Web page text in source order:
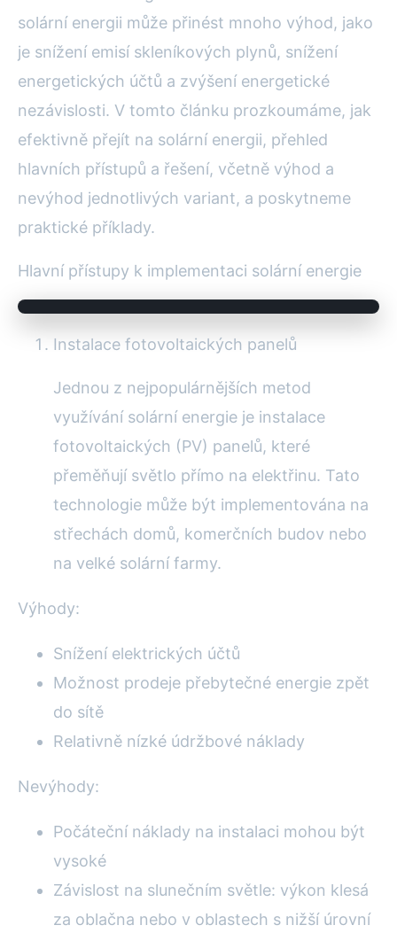
solární energii může přinést mnoho výhod, jako
je snížení emisí skleníkových plynů, snížení
energetických účtů a zvýšení energetické
nezávislosti. V tomto článku prozkoumáme, jak
efektivně přejít na solární energii, přehled
hlavních přístupů a řešení, včetně výhod a
nevýhod jednotlivých variant, a poskytneme
praktické příklady.
Hlavní přístupy k implementaci solární energie
Instalace fotovoltaických panelů
Jednou z nejpopulárnějších metod
využívání solární energie je instalace
fotovoltaických (PV) panelů, které
přeměňují světlo přímo na elektřinu. Tato
technologie může být implementována na
střechách domů, komerčních budov nebo
na velké solární farmy.
Výhody:
Snížení elektrických účtů
Možnost prodeje přebytečné energie zpět
do sítě
Relativně nízké údržbové náklady
Nevýhody:
Počáteční náklady na instalaci mohou být
vysoké
Závislost na slunečním světle: výkon klesá
za oblačna nebo v oblastech s nižší úrovní